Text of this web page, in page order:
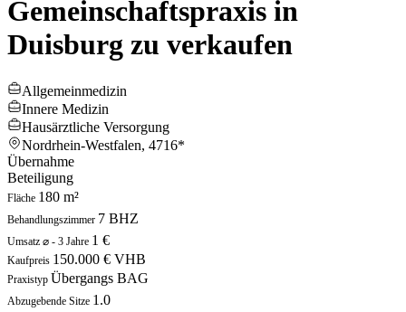
Gemeinschaftspraxis in
Duisburg zu verkaufen
Allgemeinmedizin
Innere Medizin
Hausärztliche Versorgung
Nordrhein-Westfalen, 4716*
Übernahme
Beteiligung
Fläche 180 m²
Behandlungszimmer 7 BHZ
Umsatz ⌀ - 3 Jahre 1 €
Kaufpreis 150.000 € VHB
Praxistyp Übergangs BAG
Abzugebende Sitze 1.0